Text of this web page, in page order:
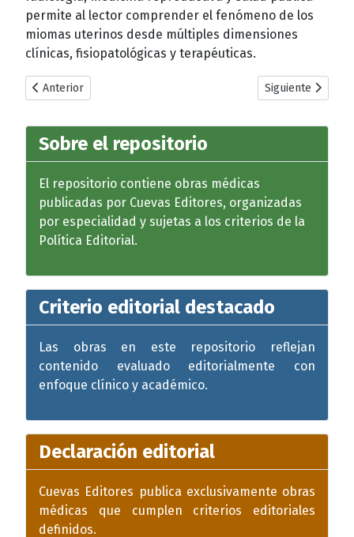
permite al lector comprender el fenómeno de los
miomas uterinos desde múltiples dimensiones
clínicas, fisiopatológicas y terapéuticas.
Artículo anterior: Principios Esenciales de la Cirugía General
Anterior Artículo
Siguiente
Sobre el repositorio
El repositorio contiene obras médicas
publicadas por Cuevas Editores, organizadas
por especialidad y sujetas a los criterios de la
Política Editorial.
Criterio editorial destacado
Las obras en este repositorio reflejan
contenido evaluado editorialmente con
enfoque clínico y académico.
Declaración editorial
Cuevas Editores publica exclusivamente obras
médicas que cumplen criterios editoriales
definidos.